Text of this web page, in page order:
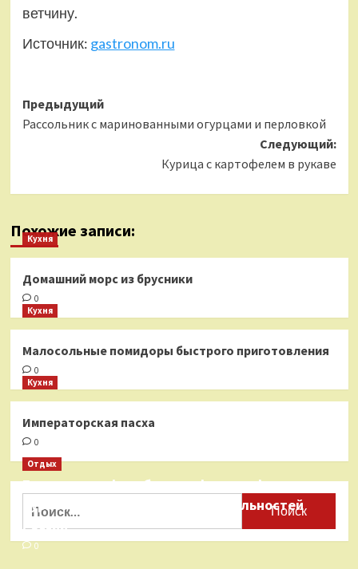
ветчину.
Источник: gastronom.ru
Навигация
записи
Предыдущий
Рассольник с маринованными огурцами и перловкой
Следующий:
Курица с картофелем в рукаве
Похожие записи:
Кухня
Домашний морс из брусники
0
Кухня
Малосольные помидоры быстрого приготовления
0
Кухня
Императорская пасха
0
Отдых
Бесплатные фотобанки с фотографиями
туристических достопримечательностей
России
0